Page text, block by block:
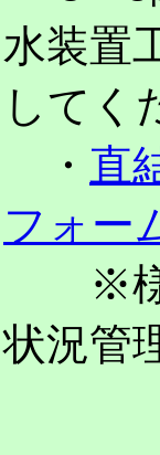
水装置
してく
・ 直
フォー
※様式
状況管